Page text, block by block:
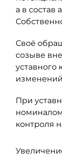
а в
Своё
созыве
уставного
изменений
При
контроля